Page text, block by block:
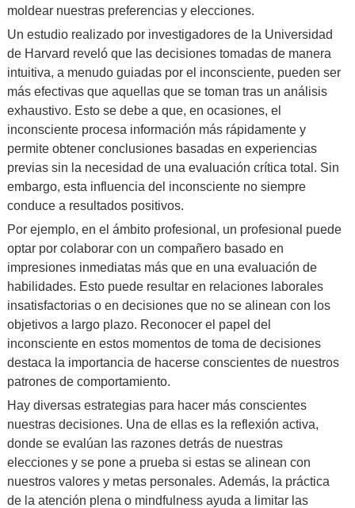
moldear nuestras preferencias y elecciones.
Un estudio realizado por investigadores de la Universidad
de Harvard reveló que las decisiones tomadas de manera
intuitiva, a menudo guiadas por el inconsciente, pueden ser
más efectivas que aquellas que se toman tras un análisis
exhaustivo. Esto se debe a que, en ocasiones, el
inconsciente procesa información más rápidamente y
permite obtener conclusiones basadas en experiencias
previas sin la necesidad de una evaluación crítica total. Sin
embargo, esta influencia del inconsciente no siempre
conduce a resultados positivos.
Por ejemplo, en el ámbito profesional, un profesional puede
optar por colaborar con un compañero basado en
impresiones inmediatas más que en una evaluación de
habilidades. Esto puede resultar en relaciones laborales
insatisfactorias o en decisiones que no se alinean con los
objetivos a largo plazo. Reconocer el papel del
inconsciente en estos momentos de toma de decisiones
destaca la importancia de hacerse conscientes de nuestros
patrones de comportamiento.
Hay diversas estrategias para hacer más conscientes
nuestras decisiones. Una de ellas es la reflexión activa,
donde se evalúan las razones detrás de nuestras
elecciones y se pone a prueba si estas se alinean con
nuestros valores y metas personales. Además, la práctica
de la atención plena o mindfulness ayuda a limitar las